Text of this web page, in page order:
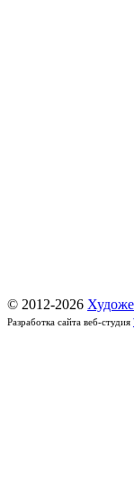
© 2012-2026
Разработка сайта веб-студия